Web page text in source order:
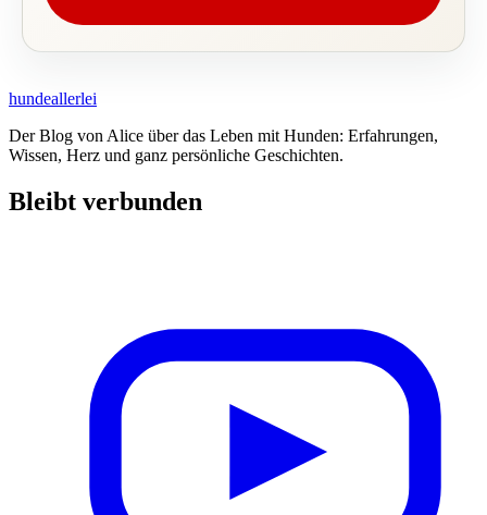
hundeallerlei
Der Blog von Alice über das Leben mit Hunden: Erfahrungen,
Wissen, Herz und ganz persönliche Geschichten.
Bleibt verbunden